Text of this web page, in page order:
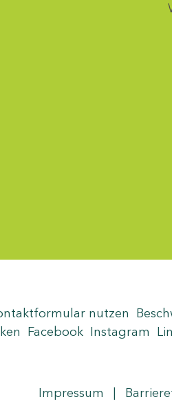
nutzen
Facebook Instagram
Impressum
|